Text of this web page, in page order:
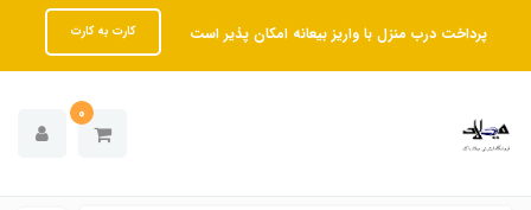
پرداخت درب منزل با واریز بیعانه امکان پذیر است کارت به کارت
0